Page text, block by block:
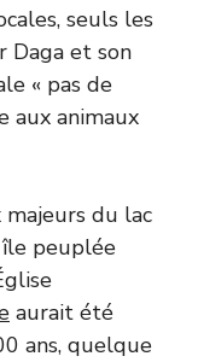
seuls les
Daga et son
« pas de
aux animaux
du lac
île peuplée
aurait été
ans, quelque